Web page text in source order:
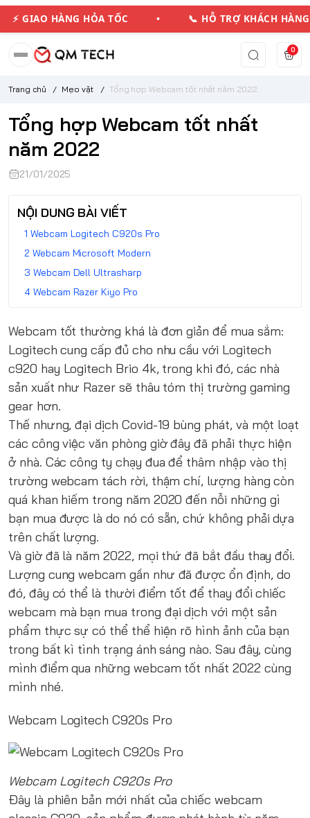
GIAO HÀNG HỎA TỐC • 📞 HỖ TRỢ KHÁCH
0
Trang chủ / Mẹo vặt / Tổng hợp Webcam tốt nhất năm 2022
Tổng hợp Webcam tốt nhất
năm 2022
21/01/2025
NỘI DUNG BÀI VIẾT
Webcam Logitech C920s Pro
Webcam Microsoft Modern
Webcam Dell Ultrasharp
Webcam Razer Kiyo Pro
Webcam tốt thường khá là đơn giản để mua sắm:
Logitech cung cấp đủ cho nhu cầu với Logitech
c920 hay Logitech Brio 4k, trong khi đó, các nhà
sản xuất như Razer sẽ thâu tóm thị trường gaming
gear hơn.
Thế nhưng, đại dịch Covid-19 bùng phát, và một loạt
các công việc văn phòng giờ đây đã phải thực hiện
ở nhà. Các công ty chạy đua để thâm nhập vào thị
trường webcam tách rời, thậm chí, lượng hàng còn
quá khan hiếm trong năm 2020 đến nỗi những gì
bạn mua được là do nó có sẵn, chứ không phải dựa
trên chất lượng.
Và giờ đã là năm 2022, mọi thứ đã bắt đầu thay đổi.
Lượng cung webcam gần như đã được ổn định, do
đó, đây có thể là thười điểm tốt để thay đổi chiếc
webcam mà bạn mua trong đại dịch với một sản
phẩm thực sự có thể thể hiện rõ hình ảnh của bạn
trong bất kì tình trạng ánh sáng nào. Sau đây, cùng
mình điểm qua những webcam tốt nhất 2022 cùng
mình nhé.
Webcam Logitech C920s Pro
Webcam Logitech C920s Pro
Đây là phiên bản mới nhất của chiếc webcam